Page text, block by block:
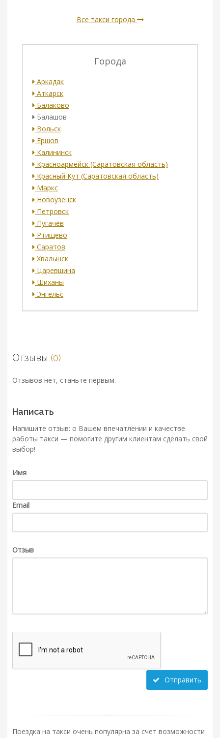
Все такси города
Города
Аркадак
Аткарск
Балаково
Балашов
Вольск
Ершов
Калининск
Красноармейск (Саратовская область)
Красный Кут (Саратовская область)
Маркс
Новоузенск
Петровск
Пугачёв
Ртищево
Саратов
Хвалынск
Царевшина
Шиханы
Энгельс
Отзывы (0)
Отзывов нет, станьте первым.
Написать
Напишите отзыв: о Вашем впечатлении и качестве
работы такси — помогите другим клиентам сделать свой
выбор!
Имя
Email
Отзыв
Отправить
Поездка на такси очень популярна за счет возможности